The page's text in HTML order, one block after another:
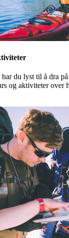
du lyst til å dra
og aktiviteter over